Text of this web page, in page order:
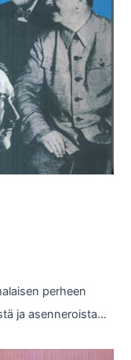
perheen
ja asenneroista…